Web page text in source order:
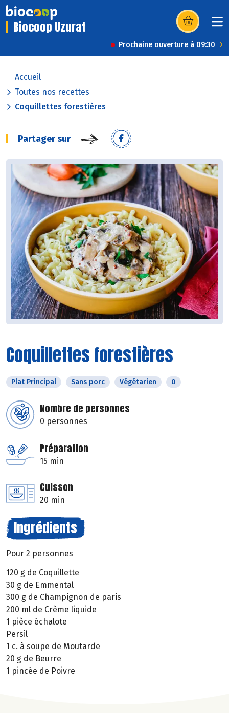
Biocoop Uzurat (s’ouvre dans
Prochaine ouverture à 09:30
Accueil
Toutes nos recettes
Coquillettes forestières
Partager sur
Coquillettes forestières
Plat Principal Sans porc Végétarien 0
Nombre de personnes
0 personnes
Préparation
15 min
Cuisson
20 min
Ingrédients
Pour 2 personnes
120 g de Coquillette
30 g de Emmental
300 g de Champignon de paris
200 ml de Crème liquide
1 pièce échalote
Persil
1 c. à soupe de Moutarde
20 g de Beurre
1 pincée de Poivre